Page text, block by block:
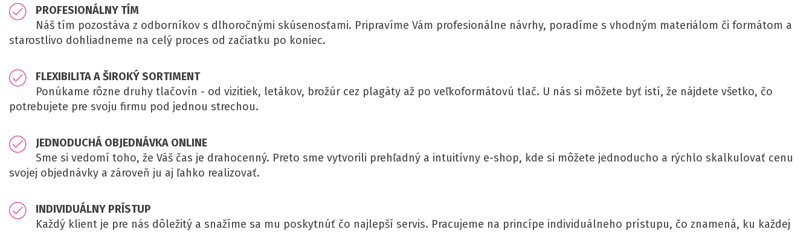
PROFESIONÁLNY TÍM
Náš tím pozostáva z odborníkov s dlhoročnými skúsenosťami. Pripravíme Vám profesionálne návrhy, poradíme s vhodným materiálom či formátom a
starostlivo dohliadneme na celý proces od začiatku po koniec.
FLEXIBILITA A ŠIROKÝ SORTIMENT
Ponúkame rôzne druhy tlačovín - od vizitiek, letákov, brožúr cez plagáty až po veľkoformátovú tlač. U nás si môžete byť istí, že nájdete všetko, čo
potrebujete pre svoju firmu pod jednou strechou.
JEDNODUCHÁ OBJEDNÁVKA ONLINE
Sme si vedomí toho, že Váš čas je drahocenný. Preto sme vytvorili prehľadný a intuitívny e-shop, kde si môžete jednoducho a rýchlo skalkulovať cenu
svojej objednávky a zároveň ju aj ľahko realizovať.
INDIVIDUÁLNY PRÍSTUP
Každý klient je pre nás dôležitý a snažíme sa mu poskytnúť čo najlepší servis. Pracujeme na princípe individuálneho prístupu, čo znamená, ku každej